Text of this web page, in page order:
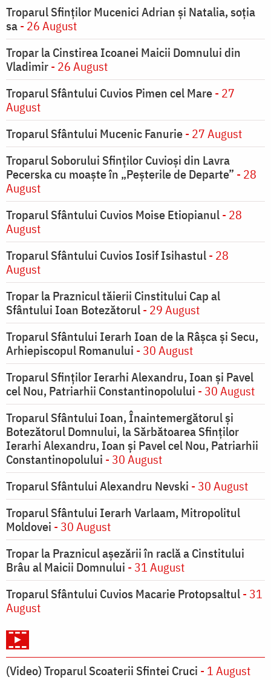
Troparul Sfinţilor Mucenici Adrian şi Natalia, soţia
sa- 26 August
Tropar la Cinstirea Icoanei Maicii Domnului din
Vladimir- 26 August
Troparul Sfântului Cuvios Pimen cel Mare- 27
August
Troparul Sfântului Mucenic Fanurie- 27 August
Troparul Soborului Sfinților Cuvioși din Lavra
Pecerska cu moaște în „Peșterile de Departe” - 28
August
Troparul Sfântului Cuvios Moise Etiopianul- 28
August
Troparul Sfântului Cuvios Iosif Isihastul- 28
August
Tropar la Praznicul tăierii Cinstitului Cap al
Sfântului Ioan Botezătorul- 29 August
Troparul Sfântului Ierarh Ioan de la Râşca şi Secu,
Arhiepiscopul Romanului - 30 August
Troparul Sfinţilor Ierarhi Alexandru, Ioan şi Pavel
cel Nou, Patriarhii Constantinopolului - 30 August
Troparul Sfântului Ioan, Înaintemergătorul şi
Botezătorul Domnului, la Sărbătoarea Sfinţilor
Ierarhi Alexandru, Ioan şi Pavel cel Nou, Patriarhii
Constantinopolului - 30 August
Troparul Sfântului Alexandru Nevski - 30 August
Troparul Sfântului Ierarh Varlaam, Mitropolitul
Moldovei - 30 August
Tropar la Praznicul aşezării în raclă a Cinstitului
Brâu al Maicii Domnului - 31 August
Troparul Sfântului Cuvios Macarie Protopsaltul- 31
August
(Video) Troparul Scoaterii Sfintei Cruci - 1 August